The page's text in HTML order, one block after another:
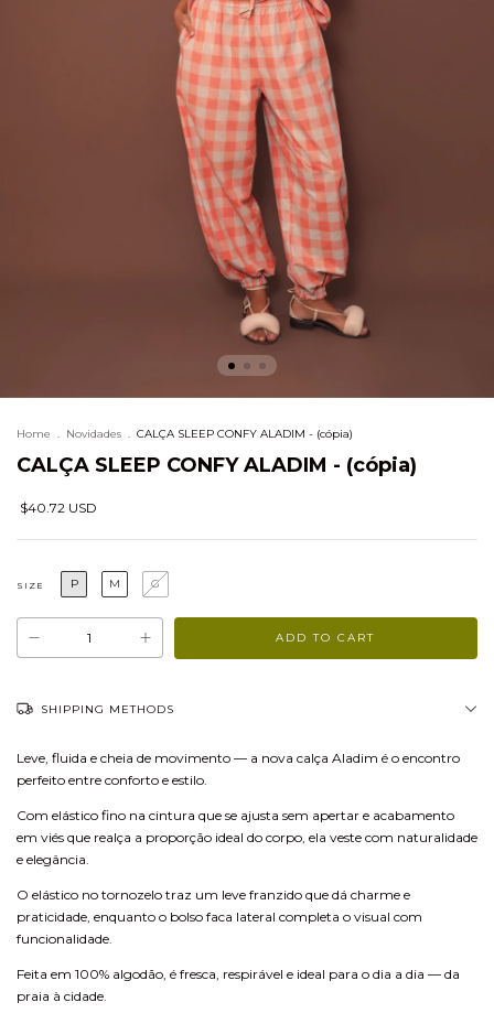
Home . Novidades . CALÇA SLEEP CONFY ALADIM - (cópia)
CALÇA SLEEP CONFY ALADIM - (cópia)
$40.72 USD
SIZE P M G
SHIPPING METHODS
Leve, fluida e cheia de movimento — a nova calça Aladim é o encontro
perfeito entre conforto e estilo.
Com elástico fino na cintura que se ajusta sem apertar e acabamento
em viés que realça a proporção ideal do corpo, ela veste com naturalidade
e elegância.
O elástico no tornozelo traz um leve franzido que dá charme e
praticidade, enquanto o bolso faca lateral completa o visual com
funcionalidade.
Feita em 100% algodão, é fresca, respirável e ideal para o dia a dia — da
praia à cidade.